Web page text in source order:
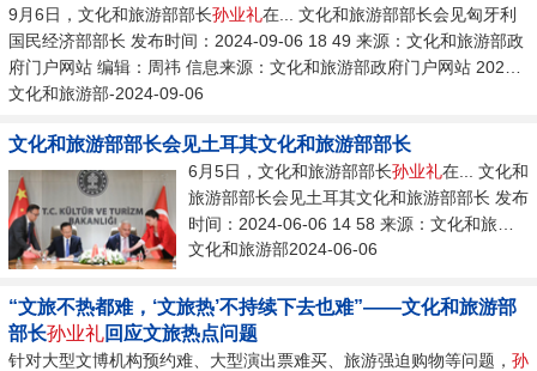
9月6日，文化和旅游部部长孙业礼在... 文化和旅游部部长会见匈牙利
国民经济部部长 发布时间：2024-09-06 18 49 来源：文化和旅游部政
府门户网站 编辑：周祎 信息来源：文化和旅游部政府门户网站 2024-
09-06 9月6日，文化和旅游部部长
文化和旅游部-2024-09-06
文化和旅游部部长会见土耳其文化和旅游部部长
6月5日，文化和旅游部部长孙业礼在... 文化和
旅游部部长会见土耳其文化和旅游部部长 发布
时间：2024-06-06 14 58 来源：文化和旅游
部政府门户网站 编辑：李晓霞 信息来源：文
日，文化和旅游部部长孙业礼在土耳其伊斯坦
布尔会见土耳其文化和旅游部部长埃尔索
伊。...
文化和旅游部2024-06-06
“文旅不热都难，‘文旅热’不持续下去也难”——文化和旅游部
部长孙业礼回应文旅热点问题
针对大型文博机构预约难、大型演出票难买、旅游强迫购物等问题， 孙